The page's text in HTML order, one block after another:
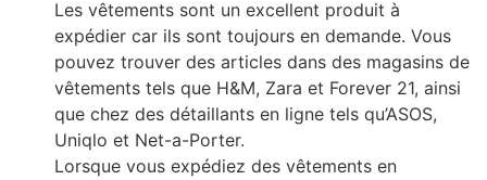
Les vêtements sont un excellent produit à
expédier car ils sont toujours en demande. Vous
pouvez trouver des articles dans des magasins de
vêtements tels que H&M, Zara et Forever 21, ainsi
que chez des détaillants en ligne tels qu’ASOS,
Uniqlo et Net-a-Porter.
Lorsque vous expédiez des vêtements en